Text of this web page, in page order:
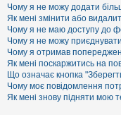
к
т
и
в
н
і
т
е
м
и
Чому я не можу додати
Як мені змінити або
Чому я не маю доступу до
Чому я не можу
Чому я отримав
Як мені поскаржитись на
Що означає кнопка
Чому моє повідомлення
Як мені знову підняти мою